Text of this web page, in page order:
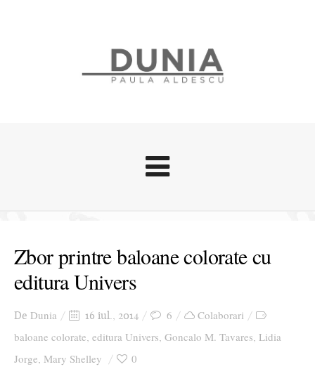
Stari afective
Zice Dunia
Cursuri povestite
Ziua culorii
Zbor printre baloane colorate cu
editura Univers
De Dunia 16 iul., 2014 6
Colaborari
baloane colorate, editura Univers, Goncalo M. Tavares, Lidia
Jorge, Mary Shelley 0